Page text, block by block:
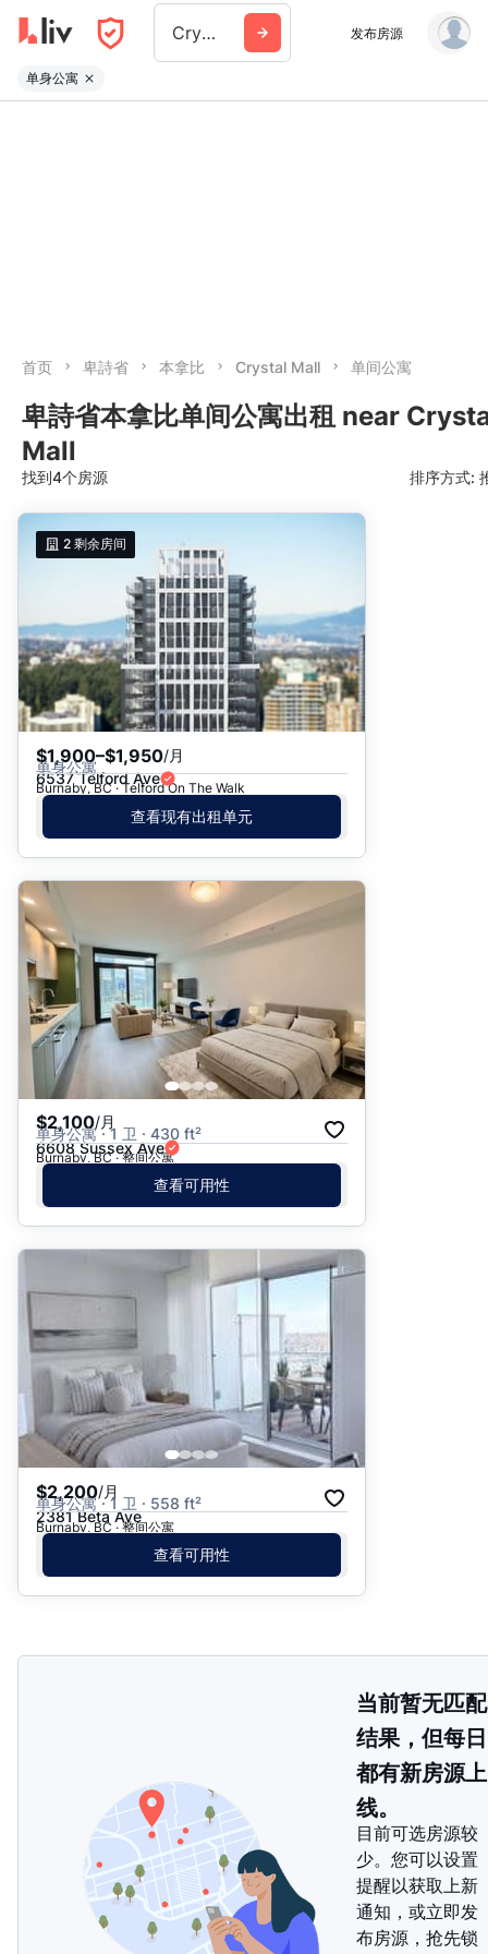
Crystal Mall 发布房源
单身公寓
首页 卑詩省 本拿比 Crystal Mall 单间公寓
卑詩省本拿比单间公寓出租 near
Mall
找到4个房源 排序方式:
日期: 最新日期在前
日期: 过往日期在前
价格 - $$$ 到 $
价格 - $ 到 $$$
2 剩余房间
$1,900–$1,950/月
单身公寓
6537 Telford Ave
Burnaby, BC · Telford On The Walk
查看现有出租单元
$2,100/月
单身公寓 · 1 卫 · 430 ft²
6608 Sussex Ave
Burnaby, BC · 整间公寓
查看可用性
$2,200/月
单身公寓 · 1 卫 · 558 ft²
2381 Beta Ave
Burnaby, BC · 整间公寓
查看可用性
当前暂无匹配
结果，但每日
都有新房源上
线。
目前可选房源较
少。您可以设置
提醒以获取上新
通知，或立即发
布房源，抢先锁